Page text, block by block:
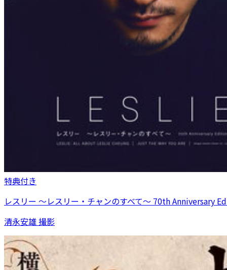
特典付き
レスリー ～レスリー・チャンのすべて～ 70th Anniversary
清永安雄 撮影